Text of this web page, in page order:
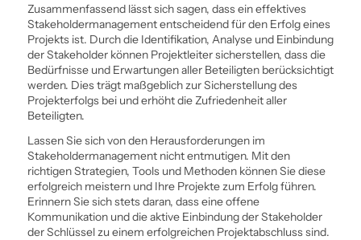
Zusammenfassend lässt sich sagen, dass ein effektives
Stakeholder­management entscheidend für den Erfolg eines
Projekts ist. Durch die Identifikation, Analyse und Ein­bindung
der Stakeholder können Projektleiter sicherstellen, dass die
Bedürfnisse und Erwartungen aller Beteiligten berücksichtigt
werden. Dies trägt maßgeblich zur Sicherstellung des
Projekterfolgs bei und erhöht die Zufriedenheit aller
Beteiligten.
Lassen Sie sich von den Herausforderungen im
Stakeholder­management nicht entmutigen. Mit den
richtigen Strategien, Tools und Methoden können Sie diese
erfolgreich meistern und Ihre Projekte zum Erfolg führen.
Erinnern Sie sich stets daran, dass eine offene
Kommunikation und die aktive Ein­bindung der Stakeholder
der Schlüssel zu einem erfolgreichen Projektabschluss sind.